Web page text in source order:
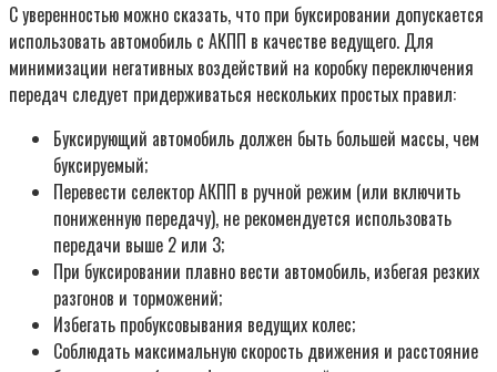
С уверенностью можно сказать, что при буксировании допускается
использовать автомобиль с АКПП в качестве ведущего. Для
минимизации негативных воздействий на коробку переключения
передач следует придерживаться нескольких простых правил:
Буксирующий автомобиль должен быть большей массы, чем
буксируемый;
Перевести селектор АКПП в ручной режим (или включить
пониженную передачу), не рекомендуется использовать
передачи выше 2 или 3;
При буксировании плавно вести автомобиль, избегая резких
разгонов и торможений;
Избегать пробуксовывания ведущих колес;
Соблюдать максимальную скорость движения и расстояние